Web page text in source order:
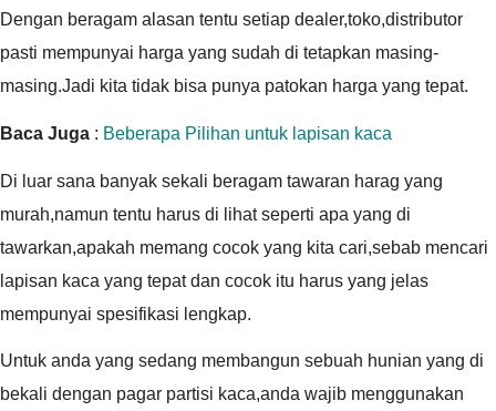
Dengan beragam alasan tentu setiap dealer,toko,distributor
pasti mempunyai harga yang sudah di tetapkan masing-
masing.Jadi kita tidak bisa punya patokan harga yang tepat.
Baca Juga : Beberapa Pilihan untuk lapisan kaca
Di luar sana banyak sekali beragam tawaran harag yang
murah,namun tentu harus di lihat seperti apa yang di
tawarkan,apakah memang cocok yang kita cari,sebab mencari
lapisan kaca yang tepat dan cocok itu harus yang jelas
mempunyai spesifikasi lengkap.
Untuk anda yang sedang membangun sebuah hunian yang di
bekali dengan pagar partisi kaca,anda wajib menggunakan